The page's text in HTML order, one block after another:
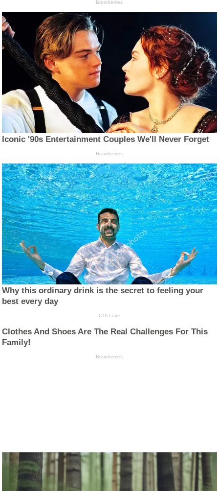
Brainberries
Iconic '90s Entertainment Couples We'll Never Forget
Brainberries
Why this ordinary drink is the secret to feeling your
best every day
CTA Love
Clothes And Shoes Are The Real Challenges For This
Family!
Brainberries